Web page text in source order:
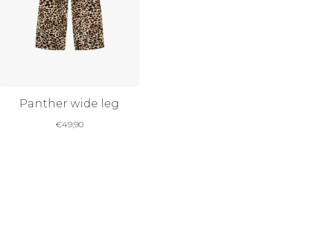
Panther wide leg
€49,90